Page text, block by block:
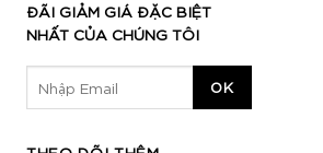
ĐÃI GIẢM GIÁ ĐẶC BIỆT
NHẤT CỦA CHÚNG TÔI